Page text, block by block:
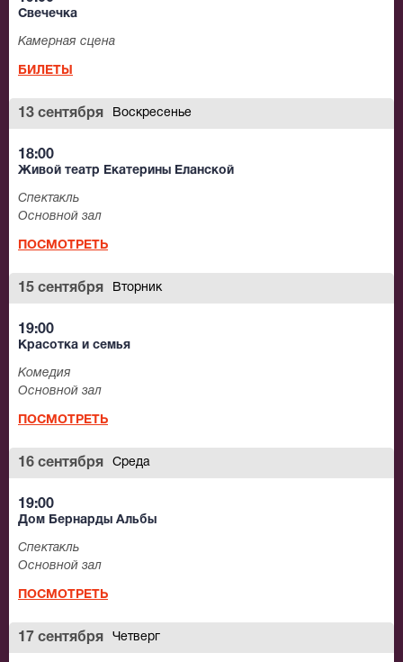
Свечечка
Камерная сцена
БИЛЕТЫ
13 сентября Воскресенье
18:00
Живой театр Екатерины Еланской
Спектакль
Основной зал
ПОСМОТРЕТЬ
15 сентября Вторник
19:00
Красотка и семья
Комедия
Основной зал
ПОСМОТРЕТЬ
16 сентября Среда
19:00
Дом Бернарды Альбы
Спектакль
Основной зал
ПОСМОТРЕТЬ
17 сентября Четверг